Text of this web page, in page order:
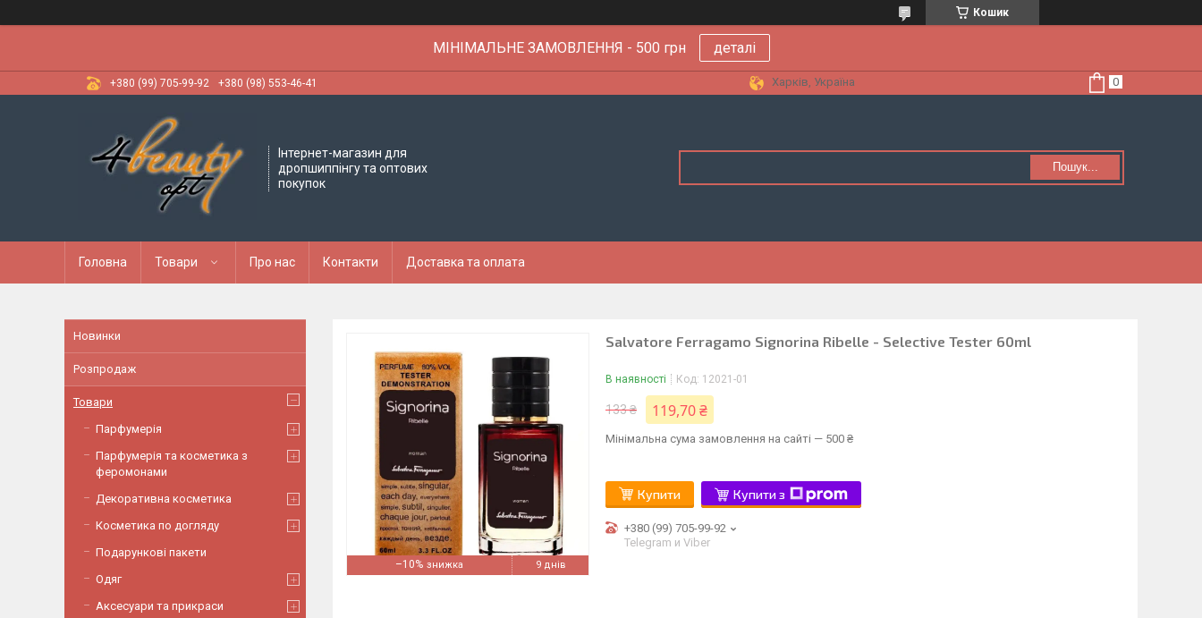
Кошик
МІНІМАЛЬНЕ ЗАМОВЛЕННЯ - 500 грн деталі
+380 (99) 705-99-92 +380 (98) 553-46-41 Харків, Україна
Інтернет-магазин для
дропшиппінгу та оптових
покупок
Пошук...
Головна Товари Про нас Контакти Доставка та оплата
–10% 9 днів
Salvatore Ferragamo Signorina Ribelle - Selective Tester 60ml
В наявності Код: 12021-01
133 ₴ 119,70 ₴
Мінімальна сума замовлення на сайті — 500 ₴
Купити Купити з
+380 (99) 705-99-92
Telegram и Viber
Новинки
Розпродаж
Товари
Парфумерія
Парфумерія та косметика з
феромонами
Декоративна косметика
Косметика по догляду
Подарункові пакети
Одяг
Аксесуари та прикраси